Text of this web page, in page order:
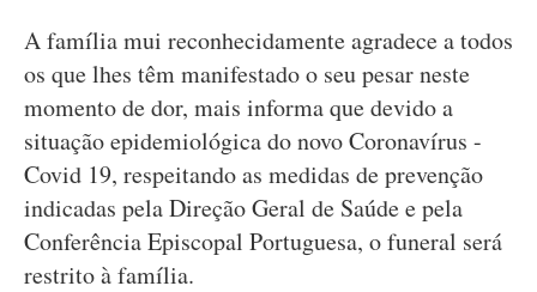
A família mui reconhecidamente agradece a todos
os que lhes têm manifestado o seu pesar neste
momento de dor, mais informa que devido a
situação epidemiológica do novo Coronavírus -
Covid 19, respeitando as medidas de prevenção
indicadas pela Direção Geral de Saúde e pela
Conferência Episcopal Portuguesa, o funeral será
restrito à família.